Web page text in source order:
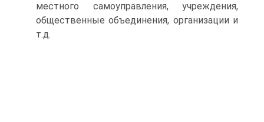
местного самоуправления, учреждения,
общественные объединения, организации и
т.д.